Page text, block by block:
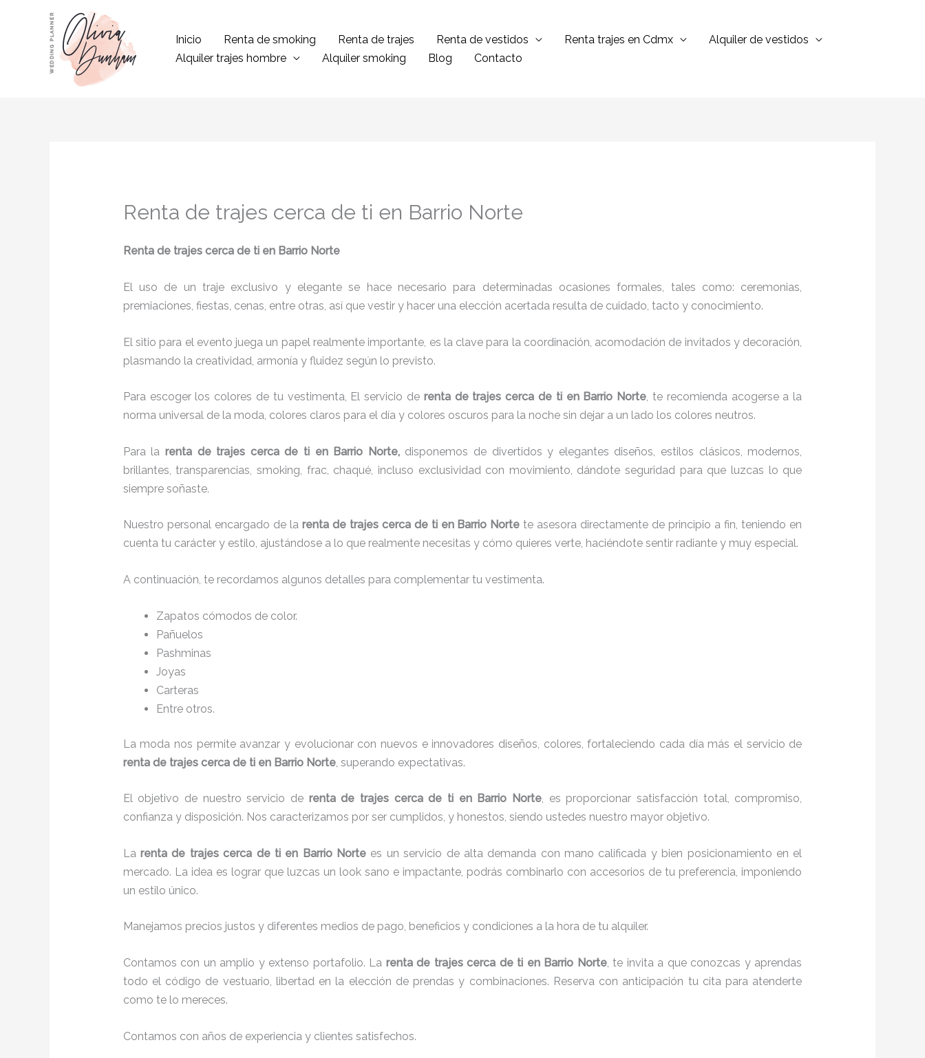
contenido
Inicio Renta de smoking Renta de trajes Renta de vestidos Renta trajes en Cdmx
Alquiler de vestidos
Alquiler trajes hombre
Alquiler smoking Blog Contacto
Renta de trajes cerca de ti en Barrio Norte
Renta de trajes cerca de ti en Barrio Norte
El uso de un traje exclusivo y elegante se hace necesario para determinadas ocasiones formales, tales como: ceremonias,
premiaciones, fiestas, cenas, entre otras, así que vestir y hacer una elección acertada resulta de cuidado, tacto y conocimiento.
El sitio para el evento juega un papel realmente importante, es la clave para la coordinación, acomodación de invitados y decoración,
plasmando la creatividad, armonía y fluidez según lo previsto.
Para escoger los colores de tu vestimenta, El servicio de renta de trajes cerca de ti en Barrio Norte, te recomienda acogerse a la
norma universal de la moda, colores claros para el día y colores oscuros para la noche sin dejar a un lado los colores neutros.
Para la renta de trajes cerca de ti en Barrio Norte, disponemos de divertidos y elegantes diseños, estilos clásicos, modernos,
brillantes, transparencias, smoking, frac, chaqué, incluso exclusividad con movimiento, dándote seguridad para que luzcas lo que
siempre soñaste.
Nuestro personal encargado de la renta de trajes cerca de ti en Barrio Norte te asesora directamente de principio a fin, teniendo en
cuenta tu carácter y estilo, ajustándose a lo que realmente necesitas y cómo quieres verte, haciéndote sentir radiante y muy especial.
A continuación, te recordamos algunos detalles para complementar tu vestimenta.
Zapatos cómodos de color.
Pañuelos
Pashminas
Joyas
Carteras
Entre otros.
La moda nos permite avanzar y evolucionar con nuevos e innovadores diseños, colores, fortaleciendo cada día más el servicio de
renta de trajes cerca de ti en Barrio Norte, superando expectativas.
El objetivo de nuestro servicio de renta de trajes cerca de ti en Barrio Norte, es proporcionar satisfacción total, compromiso,
confianza y disposición. Nos caracterizamos por ser cumplidos, y honestos, siendo ustedes nuestro mayor objetivo.
Larenta de trajes cerca de ti en Barrio Norte es un servicio de alta demanda con mano calificada y bien posicionamiento en el
mercado. La idea es lograr que luzcas un look sano e impactante, podrás combinarlo con accesorios de tu preferencia, imponiendo
un estilo único.
Manejamos precios justos y diferentes medios de pago, beneficios y condiciones a la hora de tu alquiler.
Contamos con un amplio y extenso portafolio. La renta de trajes cerca de ti en Barrio Norte, te invita a que conozcas y aprendas
todo el código de vestuario, libertad en la elección de prendas y combinaciones. Reserva con anticipación tu cita para atenderte
como te lo mereces.
Contamos con años de experiencia y clientes satisfechos.